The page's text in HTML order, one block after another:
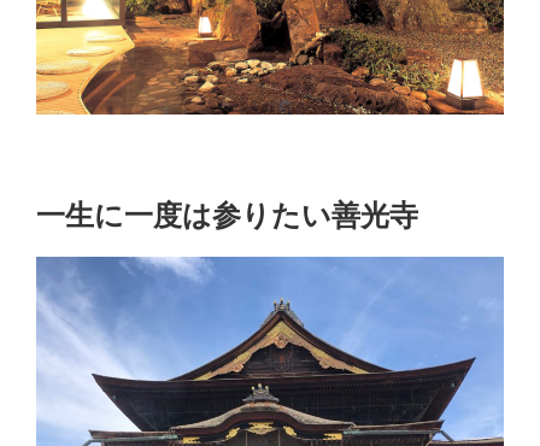
一生に一度は参りたい善光寺